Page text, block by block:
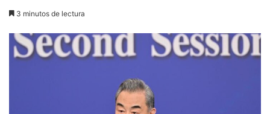
3 minutos de lectura